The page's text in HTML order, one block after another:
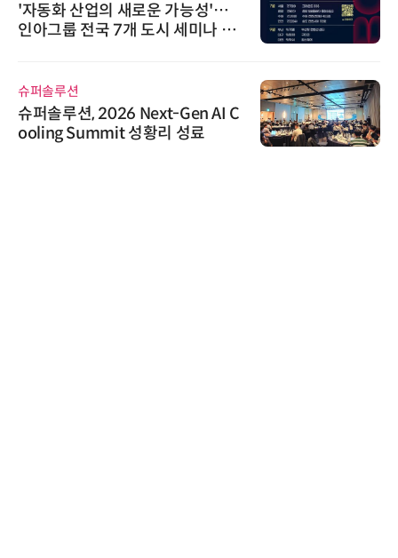
'자동화 산업의 새로운 가능성'…
인아그룹 전국 7개 도시 세미나 페
슈퍼솔루션
슈퍼솔루션, 2026 Next-Gen AI C
ooling Summit 성황리 성료